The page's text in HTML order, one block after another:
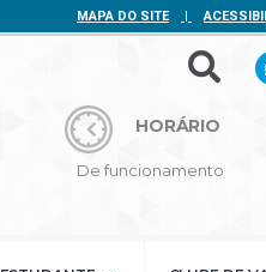
MAPA DO SITE |
HORÁRIO
De funcionamento